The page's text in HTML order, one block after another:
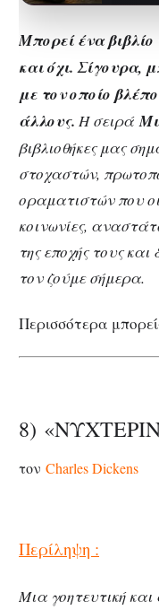
Μπορεί ένα
και όχι. Σίγουρα,
με τον οποίο
άλλους. Η σειρά
βιβλιοθήκες μας
στοχαστών,
οραματιστών που
κοινωνίες,
της εποχής τους
τον ζούμε σήμερα.
Περισσότερα
8)
τον Charles Dickens
Περίληψη :
Μια γοητευτική